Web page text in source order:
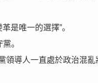
是唯一的選擇”。
。
導人一直處於政治混